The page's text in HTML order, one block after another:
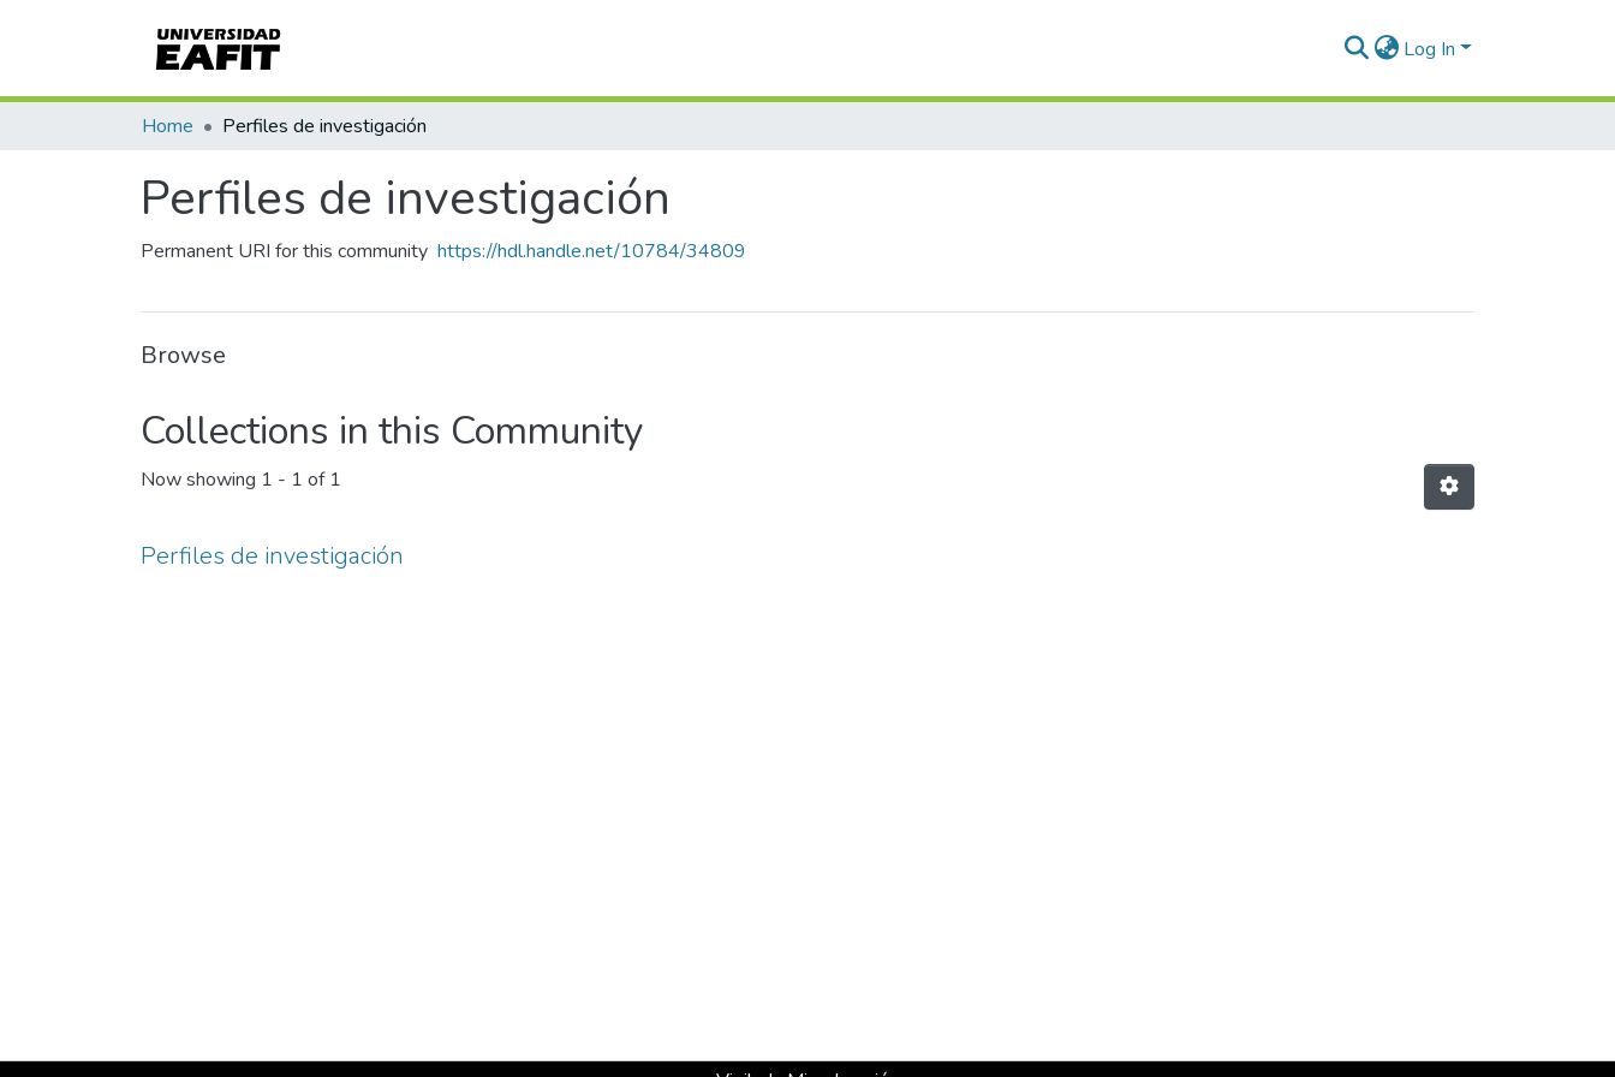
Log In
Home Perfiles de investigación
Perfiles de investigación
Permanent URI for this community https://hdl.handle.net/10784/34809
Browse
Collections in this Community
Now showing 1 - 1 of 1
Perfiles de investigación